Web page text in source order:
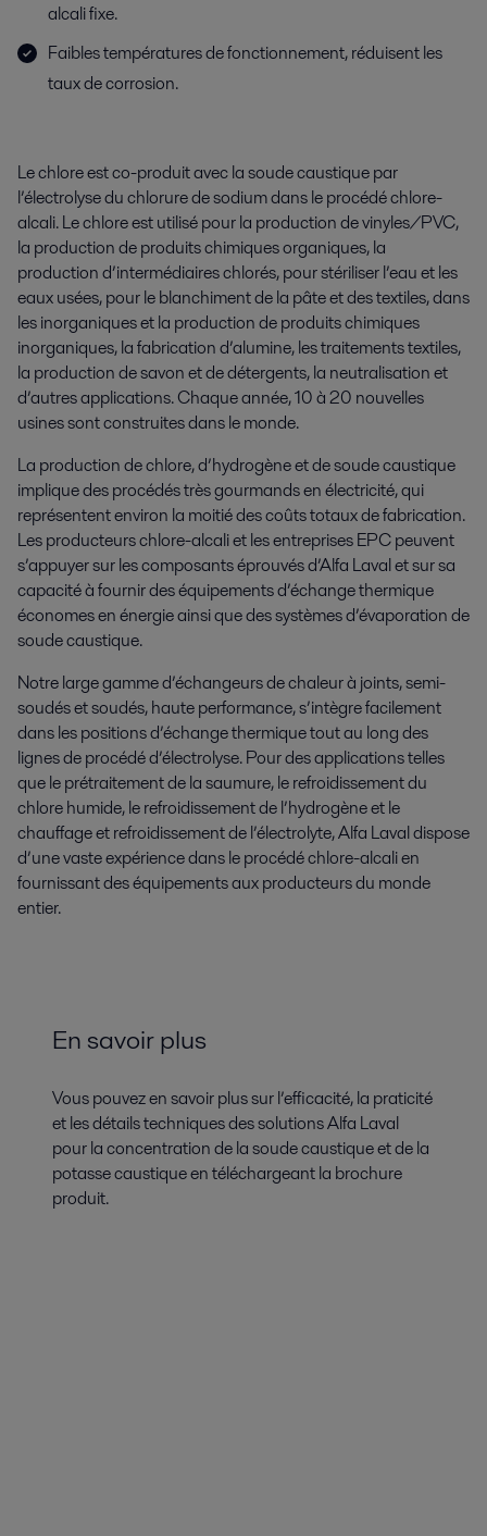
alcali fixe.
Faibles températures de fonctionnement, réduisent les
taux de corrosion.
Le chlore est co-produit avec la soude caustique par
l’électrolyse du chlorure de sodium dans le procédé chlore-
alcali. Le chlore est utilisé pour la production de vinyles/PVC,
la production de produits chimiques organiques, la
production d’intermédiaires chlorés, pour stériliser l’eau et les
eaux usées, pour le blanchiment de la pâte et des textiles, dans
les inorganiques et la production de produits chimiques
inorganiques, la fabrication d’alumine, les traitements textiles,
la production de savon et de détergents, la neutralisation et
d’autres applications. Chaque année, 10 à 20 nouvelles
usines sont construites dans le monde.
La production de chlore, d’hydrogène et de soude caustique
implique des procédés très gourmands en électricité, qui
représentent environ la moitié des coûts totaux de fabrication.
Les producteurs chlore-alcali et les entreprises EPC peuvent
s’appuyer sur les composants éprouvés d’Alfa Laval et sur sa
capacité à fournir des équipements d’échange thermique
économes en énergie ainsi que des systèmes d’évaporation de
soude caustique.
Notre large gamme d’échangeurs de chaleur à joints, semi-
soudés et soudés, haute performance, s’intègre facilement
dans les positions d’échange thermique tout au long des
lignes de procédé d’électrolyse. Pour des applications telles
que le prétraitement de la saumure, le refroidissement du
chlore humide, le refroidissement de l’hydrogène et le
chauffage et refroidissement de l’électrolyte, Alfa Laval dispose
d’une vaste expérience dans le procédé chlore-alcali en
fournissant des équipements aux producteurs du monde
entier.
En savoir plus
Vous pouvez en savoir plus sur l’efficacité, la praticité
et les détails techniques des solutions Alfa Laval
pour la concentration de la soude caustique et de la
potasse caustique en téléchargeant la brochure
produit.